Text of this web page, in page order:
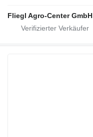
Fliegl Agro-Center GmbH